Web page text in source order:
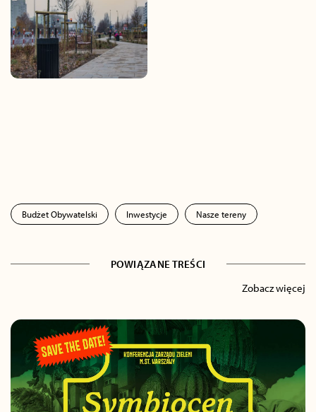
Budżet Obywatelski Inwestycje Nasze tereny
POWIĄZANE TREŚCI
Zobacz więcej